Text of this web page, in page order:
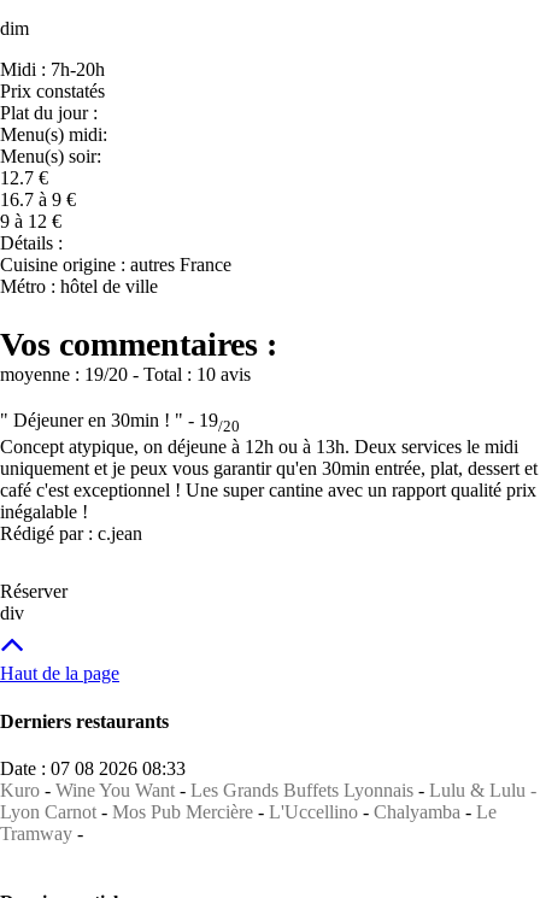
dim
Midi : 7h-20h
Prix constatés
Plat du jour :
Menu(s) midi:
Menu(s) soir:
12.7 €
16.7 à 9 €
9 à 12 €
Détails :
Cuisine origine : autres France
Métro : hôtel de ville
Vos commentaires :
moyenne : 19/20 - Total : 10 avis
" Déjeuner en 30min ! " - 19/20
Concept atypique, on déjeune à 12h ou à 13h. Deux services le midi
uniquement et je peux vous garantir qu'en 30min entrée, plat, dessert et
café c'est exceptionnel ! Une super cantine avec un rapport qualité prix
inégalable !
Rédigé par : c.jean
Réserver
div
Haut de la page
Derniers restaurants
Date : 07 08 2026 08:33
Kuro - Wine You Want - Les Grands Buffets Lyonnais - Lulu & Lulu -
Lyon Carnot - Mos Pub Mercière - L'Uccellino - Chalyamba - Le
Tramway -